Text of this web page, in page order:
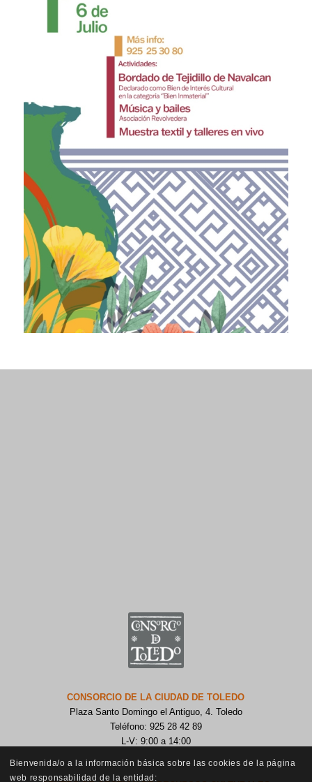
CONSORCIO DE LA CIUDAD DE TOLEDO
Plaza Santo Domingo el Antiguo, 4. Toledo
Teléfono: 925 28 42 89
L-V: 9:00 a 14:00
Bienvenida/o a la información básica sobre las cookies de la página
web responsabilidad de la entidad: